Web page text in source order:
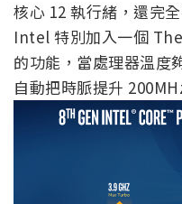
核心 12 執行緒，還完
Intel 特別加入一個
的功能，當處理器溫度
自動把時脈提升